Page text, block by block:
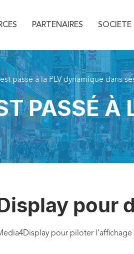
PARTENAIRES SOCIETE
passé à la PLV dynamique dans
PASSÉ
pour
pour piloter